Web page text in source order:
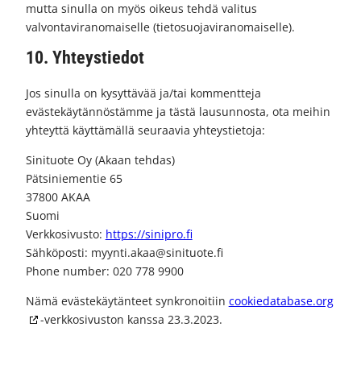
mutta sinulla on myös oikeus tehdä valitus
valvontaviranomaiselle (tietosuojaviranomaiselle).
10. Yhteystiedot
Jos sinulla on kysyttävää ja/tai kommentteja
evästekäytännöstämme ja tästä lausunnosta, ota meihin
yhteyttä käyttämällä seuraavia yhteystietoja:
Sinituote Oy (Akaan tehdas)
Pätsiniementie 65
37800 AKAA
Suomi
Verkkosivusto: https://sinipro.fi
Sähköposti: myynti.akaa@sinituote.fi
Phone number: 020 778 9900
Nämä evästekäytänteet synkronoitiin cookiedatabase.org
-verkkosivuston kanssa 23.3.2023.